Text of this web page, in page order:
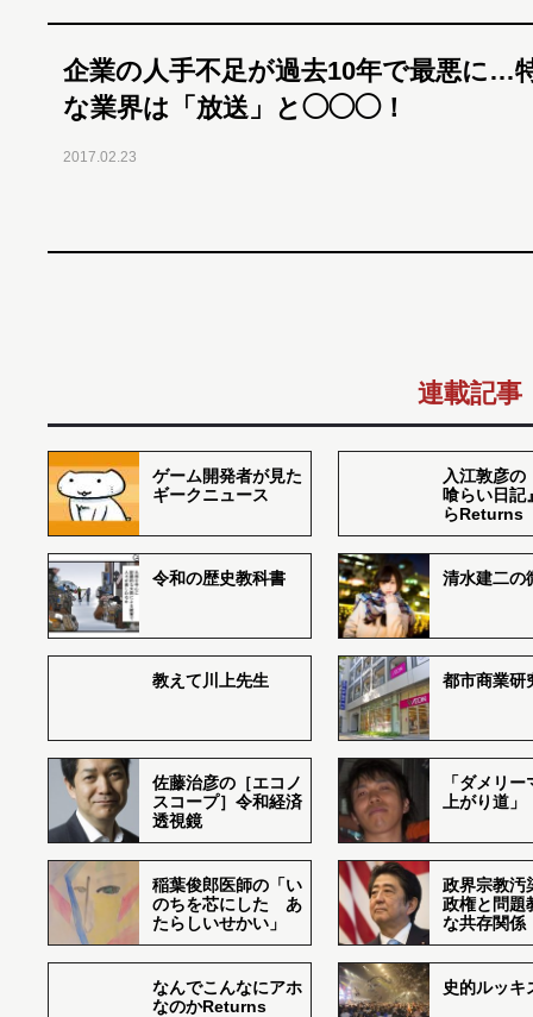
企業の人手不足が過去10年で最悪に…
な業界は「放送」と◯◯◯！
2017.02.23
連載記事
ゲーム開発者が見た
ギークニュース
入江敦彦の
喰らい日記
らReturns
令和の歴史教科書 清水建二の
教えて川上先生 都市商業研
佐藤治彦の［エコノ
スコープ］令和経済
透視鏡
「ダメリ
上がり道」
稲葉俊郎医師の「い
のちを芯にした あ
たらしいせかい」
政界宗教汚
政権と問題
な共存関係
なんでこんなにアホ
なのかReturns
史的ルッキ